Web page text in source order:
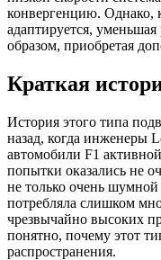
конвергенцию. Однако,
адаптируется, уменьшая
образом, приобретая
Краткая
История этого типа
назад, когда инженеры
автомобили F1
попытки оказались не
не только очень
потребляла слишком
чрезвычайно высоких
понятно, почему этот
распространения.